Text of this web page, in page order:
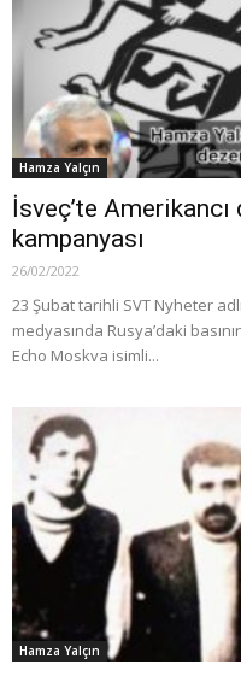
Hamza Yalçın
İsveç’te
kampanyası
26/02/2022
23 Şubat tarihli SVT Nyheter
medyasında Rusya’daki
Echo Moskva isimli...
Hamza Yalçın